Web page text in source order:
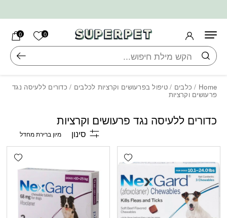
0 הרשימה
0
חיפוש
Home
/ כלבים /טיפול בפרעושים וקרציות לכלבים / כדורים ללעיסה נגד
פרעושים וקרציות
כדורים ללעיסה נגד פרעושים וקרציות
סינון
Add wishlist